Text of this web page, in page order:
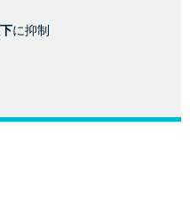
に抑制